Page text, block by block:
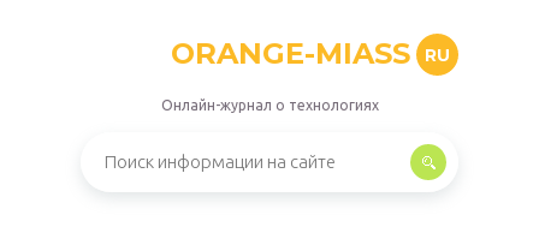
ORANGE-MIASS RU
Онлайн-журнал о технологиях